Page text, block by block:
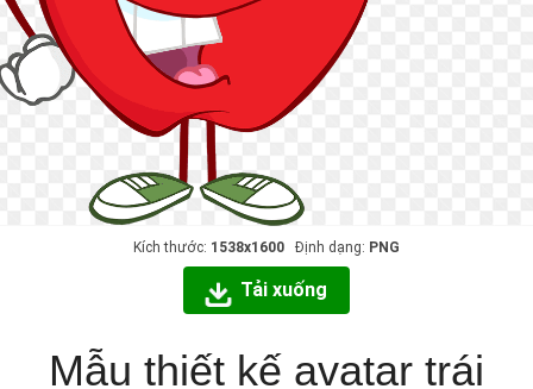
Kích thước: 1538x1600 Định dạng: PNG
Tải xuống
Mẫu thiết kế avatar trái